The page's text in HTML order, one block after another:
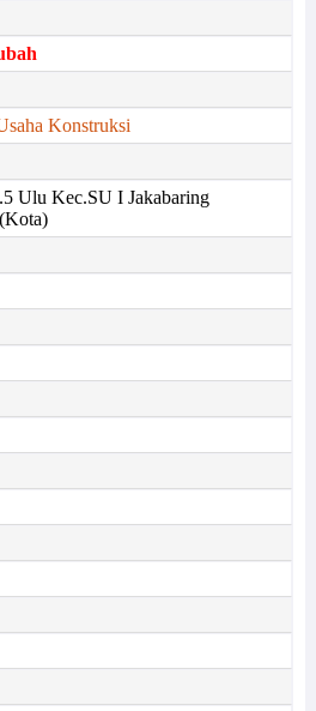
Konstruksi
Ulu Kec.SU I Jakabaring